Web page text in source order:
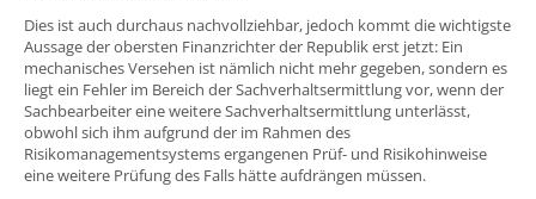
Dies ist auch durchaus nachvollziehbar, jedoch kommt die wichtigste
Aussage der obersten Finanzrichter der Republik erst jetzt: Ein
mechanisches Versehen ist nämlich nicht mehr gegeben, sondern es
liegt ein Fehler im Bereich der Sachverhaltsermittlung vor, wenn der
Sachbearbeiter eine weitere Sachverhaltsermittlung unterlässt,
obwohl sich ihm aufgrund der im Rahmen des
Risikomanagementsystems ergangenen Prüf- und Risikohinweise
eine weitere Prüfung des Falls hätte aufdrängen müssen.